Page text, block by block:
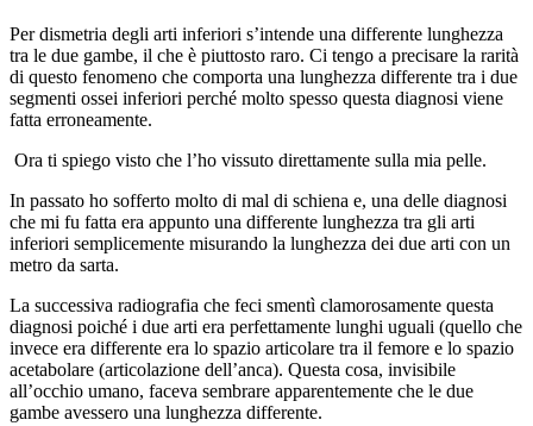
Per dismetria degli arti inferiori s’intende una differente lunghezza
tra le due gambe, il che è piuttosto raro. Ci tengo a precisare la rarità
di questo fenomeno che comporta una lunghezza differente tra i due
segmenti ossei inferiori perché molto spesso questa diagnosi viene
fatta erroneamente.
Ora ti spiego visto che l’ho vissuto direttamente sulla mia pelle.
In passato ho sofferto molto di mal di schiena e, una delle diagnosi
che mi fu fatta era appunto una differente lunghezza tra gli arti
inferiori semplicemente misurando la lunghezza dei due arti con un
metro da sarta.
La successiva radiografia che feci smentì clamorosamente questa
diagnosi poiché i due arti era perfettamente lunghi uguali (quello che
invece era differente era lo spazio articolare tra il femore e lo spazio
acetabolare (articolazione dell’anca). Questa cosa, invisibile
all’occhio umano, faceva sembrare apparentemente che le due
gambe avessero una lunghezza differente.